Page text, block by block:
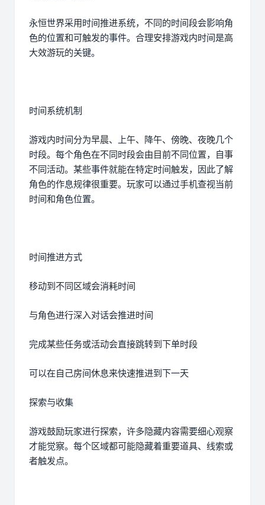
永恒世界采用时间推进系统，不同的时间段会影响角
色的位置和可触发的事件。合理安排游戏内时间是高
大效游玩的关键。
时间系统机制
游戏内时间分为早晨、上午、降午、傍晚、夜晚几个
时段。每个角色在不同时段会由目前不同位置，自事
不同活动。某些事件就能在特定时间触发，因此了解
角色的作息规律很重要。玩家可以通过手机查视当前
时间和角色位置。
时间推进方式
移动到不同区域会消耗时间
与角色进行深入对话会推进时间
完成某些任务或活动会直接跳转到下单时段
可以在自己房间休息来快速推进到下一天
探索与收集
游戏鼓励玩家进行探索，许多隐藏内容需要细心观察
才能觉察。每个区域都可能隐藏着重要道具、线索或
者触发点。